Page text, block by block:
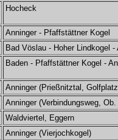
Hocheck
Anninger - Pfaffstättner Kogel
Bad Vöslau - Hoher Lindkogel -
Baden - Pfaffstättner Kogel -
Anninger (Prießnitztal,
Anninger (Verbindungsweg,
Waldviertel, Eggern
Anninger (Vierjochkogel)